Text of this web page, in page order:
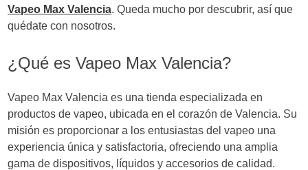
d
e
e
t
r
a
Vapeo Max Valencia. Queda mucho por descubrir, así que
quédate con nosotros.
¿Qué es Vapeo Max Valencia?
Vapeo Max Valencia es una tienda especializada en
productos de vapeo, ubicada en el corazón de Valencia. Su
misión es proporcionar a los entusiastas del vapeo una
experiencia única y satisfactoria, ofreciendo una amplia
gama de dispositivos, líquidos y accesorios de calidad.